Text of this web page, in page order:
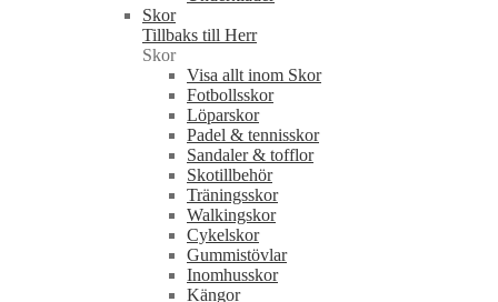
Skor
Tillbaks till Herr
Skor
Visa allt inom Skor
Fotbollsskor
Löparskor
Padel & tennisskor
Sandaler & tofflor
Skotillbehör
Träningsskor
Walkingskor
Cykelskor
Gummistövlar
Inomhusskor
Kängor